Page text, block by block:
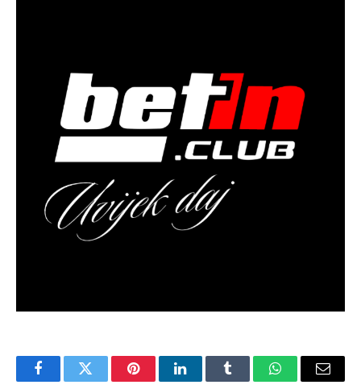
FacebookTwitter PinterestLinkedInTumblr WhatsAppEmail